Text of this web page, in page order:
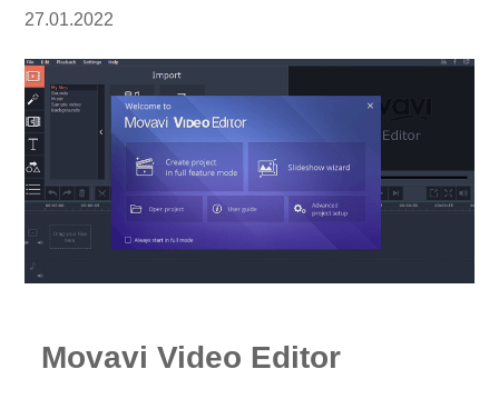
27.01.2022
Movavi Video Editor